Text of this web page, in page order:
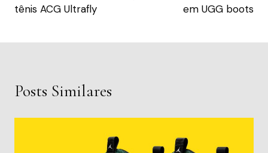
tênis ACG Ultrafly
em UGG boots
Posts Similares